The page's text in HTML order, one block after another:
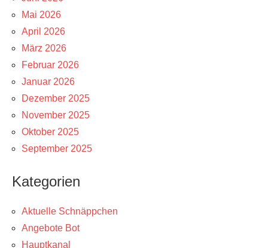
Mai 2026
April 2026
März 2026
Februar 2026
Januar 2026
Dezember 2025
November 2025
Oktober 2025
September 2025
Kategorien
Aktuelle Schnäppchen
Angebote Bot
Hauptkanal